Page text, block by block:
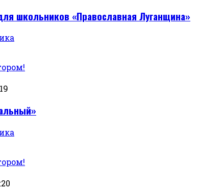
школьников «Православная Луганщина»